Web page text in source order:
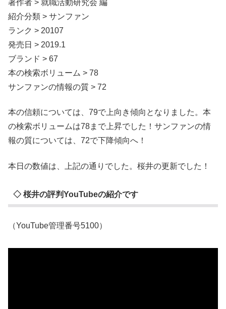
著作者 > 就職活動研究会 編
紹介分類 > サンファン
ランク > 20107
発売日 > 2019.1
ブランド > 67
本の検索ボリューム > 78
サンファンの情報の質 > 72
本の信頼については、79で上向き傾向となりました。本
の検索ボリュームは78まで上昇でした！サンファンの情
報の質については、72で下降傾向へ！
本日の数値は、上記の通りでした。桜井の更新でした！
◇ 桜井の評判YouTubeの紹介です
（YouTube管理番号5100）